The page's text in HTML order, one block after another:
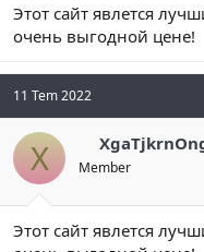
Этот сайт явлется
очень выгодной цене!
11 Tem 2022
X Member
Этот сайт явлется